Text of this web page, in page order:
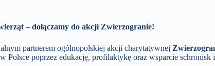
– dołączamy do akcji Zwierzogranie!
partnerem ogólnopolskiej akcji charytatywnej
Polsce poprzez edukację, profilaktykę oraz wsparcie schronisk